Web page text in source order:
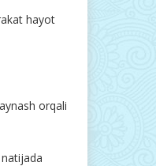
hayot
orqali